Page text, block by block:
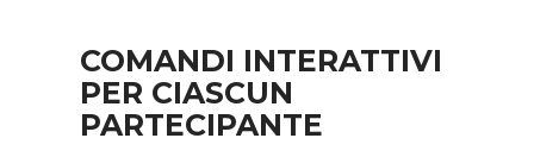
COMANDI INTERATTIVI
PER CIASCUN
PARTECIPANTE